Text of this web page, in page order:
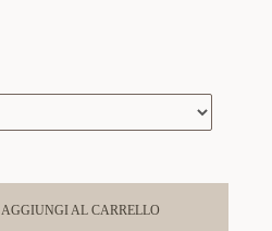
AGGIUNGI AL CARRELLO